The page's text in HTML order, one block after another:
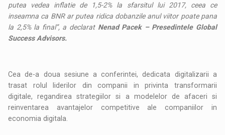
putea vedea inflatie de 1,5-2% la sfarsitul lui 2017, ceea ce
inseamna ca BNR ar putea ridica dobanzile anul viitor poate pana
la 2,5% la final’’, a declarat Nenad Pacek – Presedintele Global
Success Advisors.
Cea de-a doua sesiune a conferintei, dedicata digitalizarii a
trasat rolul liderilor din companii in privinta transformarii
digitale, regandirea strategiilor si a modelelor de afaceri si
reinventarea avantajelor competitive ale companiilor in
economia digitala.